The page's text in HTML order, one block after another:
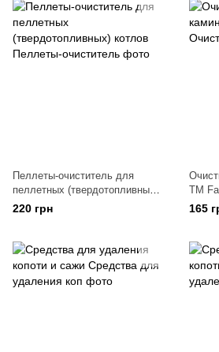
Пеллеты-очиститель для
пеллетных (твердотопливных)
котлов
220 грн
TM
165